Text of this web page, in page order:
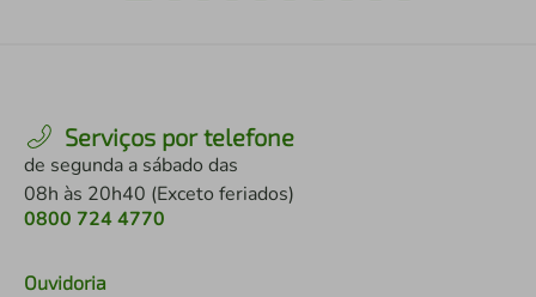
Serviços por telefone
de segunda a sábado das
08h às 20h40 (Exceto feriados)
0800 724 4770
Ouvidoria